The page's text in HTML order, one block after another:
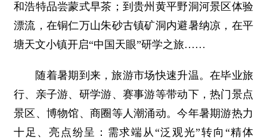
和浩特品尝蒙式早茶；到贵州黄平野洞河景区体验
漂流，在铜仁万山朱砂古镇矿洞内避暑纳凉，在平
塘天文小镇开启“中国天眼”研学之旅……
随着暑期到来，旅游市场快速升温。在毕业旅
行、亲子游、研学游、赛事游等带动下，热门景点
景区、博物馆、商圈等人潮涌动。今年暑期游热力
十足、亮点纷呈：需求端从“泛观光”转向“精体